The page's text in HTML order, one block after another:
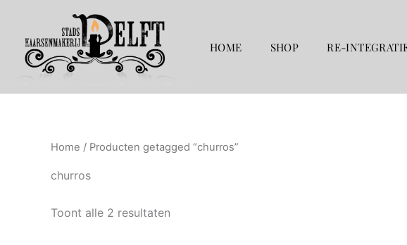
inhoud
HOME SHOP RE-
Home / Producten getagged “churros”
churros
Toont alle 2 resultaten